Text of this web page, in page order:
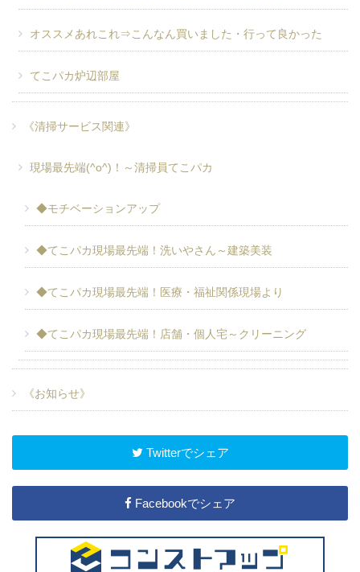
オススメあれこれ⇒こんなん買いました・行って良かった
てこパカ炉辺部屋
《清掃サービス関連》
現場最先端(^o^)！～清掃員てこパカ
◆モチベーションアップ
◆てこパカ現場最先端！洗いやさん～建築美装
◆てこパカ現場最先端！医療・福祉関係現場より
◆てこパカ現場最先端！店舗・個人宅～クリーニング
《お知らせ》
Twitterでシェア
Facebookでシェア